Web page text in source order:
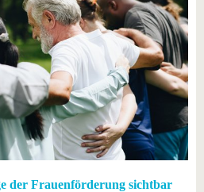
der Frauenförderung sichtbar